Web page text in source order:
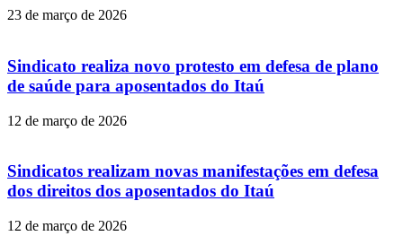
23 de março de 2026
Sindicato realiza novo protesto em defesa de plano
de saúde para aposentados do Itaú
12 de março de 2026
Sindicatos realizam novas manifestações em defesa
dos direitos dos aposentados do Itaú
12 de março de 2026